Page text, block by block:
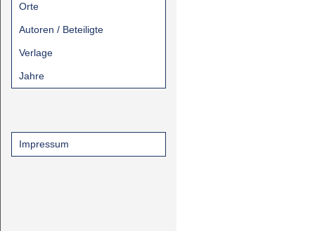
Orte
Autoren / Beteiligte
Verlage
Jahre
Impressum